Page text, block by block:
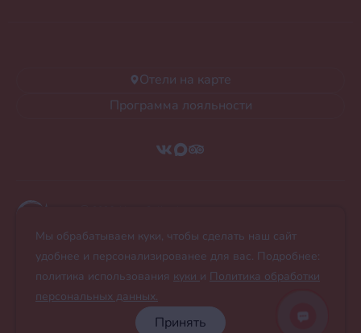
Отели на карте
Программа лояльности
Правовая информация
Политика обработки персональных данных
Пользовательское соглашение
Любое использование материалов сайта без
письменного разрешения запрещено.
Мы обрабатываем куки, чтобы сделать наш сайт
удобнее и персонализированее для вас. Подробнее:
политика использования куки и Политика обработки
персональных данных.
Принять